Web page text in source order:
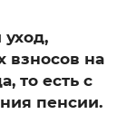
взносов на
то есть с
пенсии.